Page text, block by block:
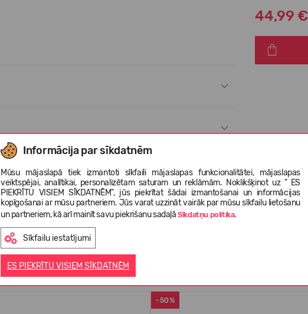
Informācija par sīkdatnēm
Mūsu mājaslapā tiek izmantoti sīkfaili mājaslapas funkcionalitātei, mājaslapas
veiktspējai, analītikai, personalizētam saturam un reklāmām. Noklikšķinot uz " ES
PIEKRĪTU VISIEM SĪKDATNĒM", jūs piekrītat šādai izmantošanai un informācijas
kopīgošanai ar mūsu partneriem. Jūs varat uzzināt vairāk par mūsu sīkfailu lietošanu
un partneriem, kā arī mainīt savu piekrišanu sadaļāSīkdatņu politika.
Sīkfailu iestatījumi
ES PIEKRĪTU VISIEM SĪKDATNĒM
44,99 €
Līdzīgas preces
-50%